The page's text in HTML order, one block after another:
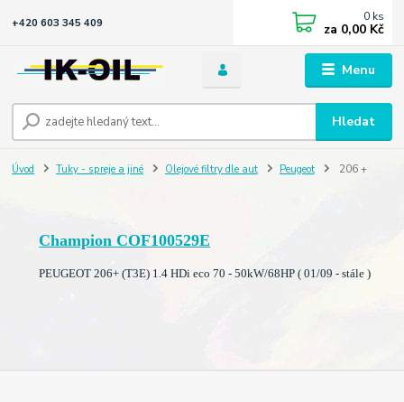
Menu
Hledat
+420 603 345 409 0 ks
za 0,00 Kč
Úvod Tuky - spreje a jiné Olejové filtry dle aut Peugeot 206 +
Champion COF100529E
PEUGEOT 206+ (T3E) 1.4 HDi eco 70 - 50kW/68HP ( 01/09 - stále )